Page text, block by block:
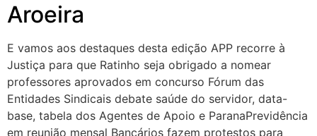
Aroeira
E vamos aos destaques desta edição APP recorre à
Justiça para que Ratinho seja obrigado a nomear
professores aprovados em concurso Fórum das
Entidades Sindicais debate saúde do servidor, data-
base, tabela dos Agentes de Apoio e ParanaPrevidência
em reunião mensal Bancários fazem protestos para